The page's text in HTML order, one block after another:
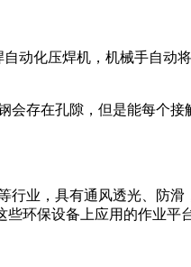
动化压焊机，机械手自
存在孔隙，但是能每个
业，具有通风透光、防
环保设备上应用的作业平